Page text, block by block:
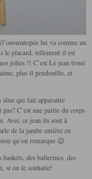
lui va comme un
le placard, tellement il est
jolies !! C’est Le jean troué
plus il pendouille, et
slim qui fait apparaitre
C’est une partie du corps
Avec ce jean ils sont à
de la jambe entière en
qu’on remarque 😉
des ballerines, des
si on le souhaite!